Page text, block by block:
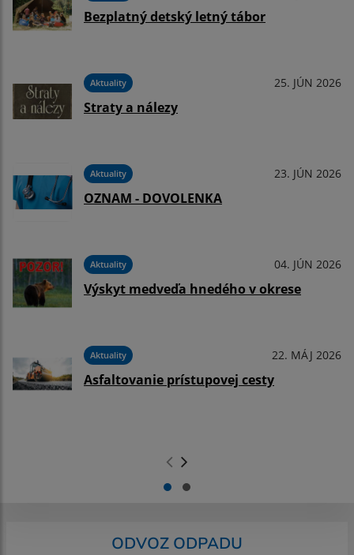
Bezplatný detský letný tábor
Aktuality 25. JÚN 2026
Straty a nálezy
Aktuality 23. JÚN 2026
OZNAM - DOVOLENKA
Aktuality 04. JÚN 2026
Výskyt medveďa hnedého v okrese
Aktuality 22. MÁJ 2026
Asfaltovanie prístupovej cesty
ODVOZ ODPADU